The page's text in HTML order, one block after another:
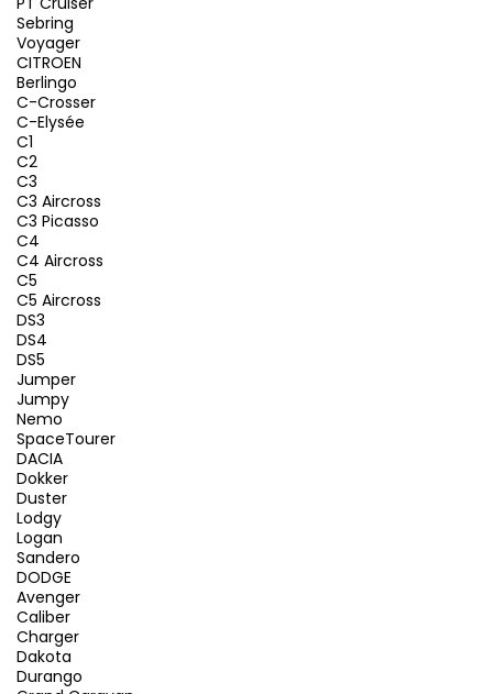
Sebring
Voyager
CITROEN
Berlingo
C-Crosser
C-Elysée
C1
C2
C3
C3 Aircross
C3 Picasso
C4
C4 Aircross
C5
C5 Aircross
DS3
DS4
DS5
Jumper
Jumpy
Nemo
SpaceTourer
DACIA
Dokker
Duster
Lodgy
Logan
Sandero
DODGE
Avenger
Caliber
Charger
Dakota
Durango